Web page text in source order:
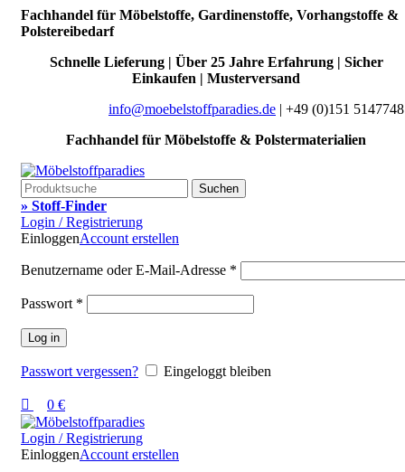
Fachhandel für Möbelstoffe, Gardinenstoffe, Vorhangstoffe &
Polstereibedarf
Schnelle Lieferung | Über 25 Jahre Erfahrung | Sicher
Einkaufen | Musterversand
info@moebelstoffparadies.de | +49 (0)151
Fachhandel für Möbelstoffe & Polstermaterialien
Suchen
» Stoff-Finder
Login / Registrierung
EinloggenAccount erstellen
Benutzername oder E-Mail-Adresse *
Passwort *
Log in
Passwort vergessen? Eingeloggt bleiben
0 €
Login / Registrierung
EinloggenAccount erstellen